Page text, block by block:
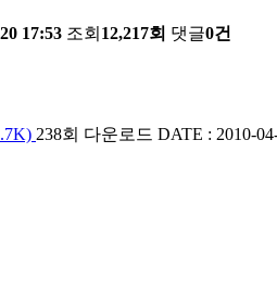
17:53 조회 12,217회 댓글0건
238회 다운로드 DATE : 2010-